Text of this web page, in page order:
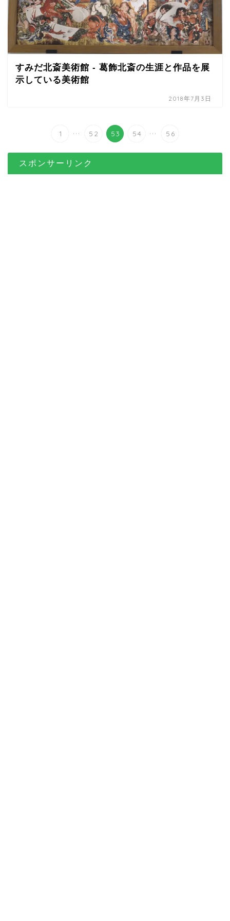
すみだ北斎美術館 - 葛飾北斎の生涯と作品を展
示している美術館
2018年7月3日
1 ... 52 53 54 ... 56
スポンサーリンク